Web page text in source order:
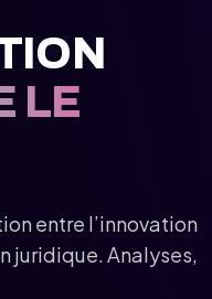
LE
entre l’innovation
juridique. Analyses,